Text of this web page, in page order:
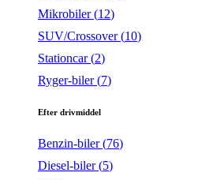
Mikrobiler (12)
SUV/Crossover (10)
Stationcar (2)
Ryger-biler (7)
Efter drivmiddel
Benzin-biler (76)
Diesel-biler (5)